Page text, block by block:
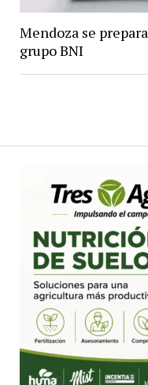
Mendoza se
grupo BNI